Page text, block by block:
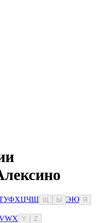
УФХЦЧШ Ы ЭЮ Я
WX Y Z